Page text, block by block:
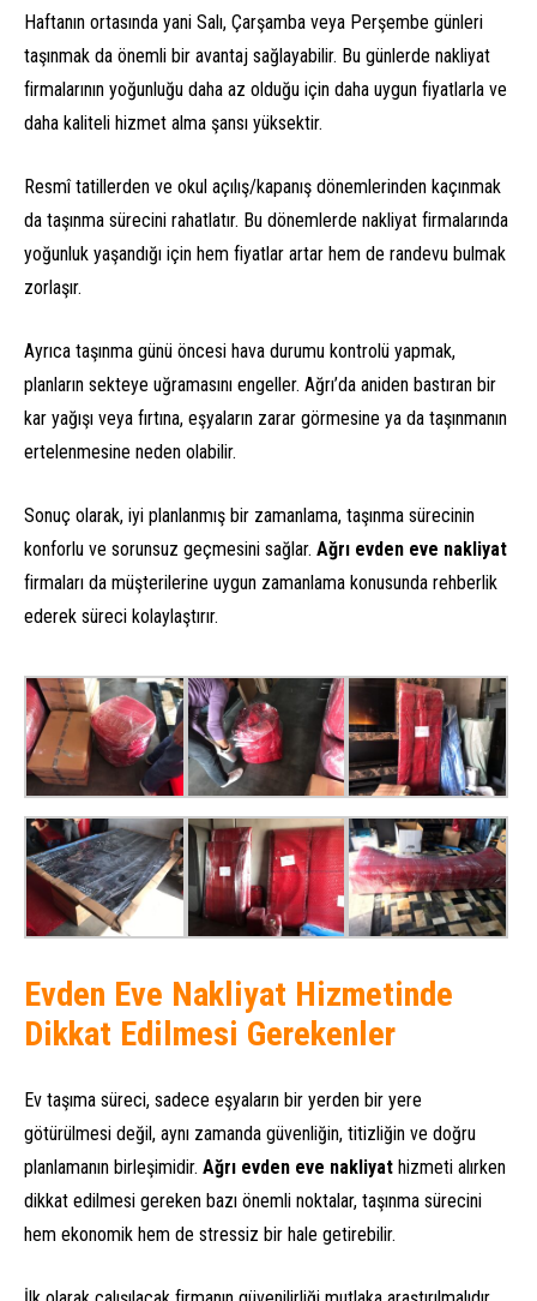
Haftanın ortasında yani Salı, Çarşamba veya Perşembe günleri
taşınmak da önemli bir avantaj sağlayabilir. Bu günlerde nakliyat
firmalarının yoğunluğu daha az olduğu için daha uygun fiyatlarla ve
daha kaliteli hizmet alma şansı yüksektir.
Resmî tatillerden ve okul açılış/kapanış dönemlerinden kaçınmak
da taşınma sürecini rahatlatır. Bu dönemlerde nakliyat firmalarında
yoğunluk yaşandığı için hem fiyatlar artar hem de randevu bulmak
zorlaşır.
Ayrıca taşınma günü öncesi hava durumu kontrolü yapmak,
planların sekteye uğramasını engeller. Ağrı’da aniden bastıran bir
kar yağışı veya fırtına, eşyaların zarar görmesine ya da taşınmanın
ertelenmesine neden olabilir.
Sonuç olarak, iyi planlanmış bir zamanlama, taşınma sürecinin
konforlu ve sorunsuz geçmesini sağlar. Ağrı evden eve nakliyat
firmaları da müşterilerine uygun zamanlama konusunda rehberlik
ederek süreci kolaylaştırır.
Evden Eve Nakliyat Hizmetinde
Dikkat Edilmesi Gerekenler
Ev taşıma süreci, sadece eşyaların bir yerden bir yere
götürülmesi değil, aynı zamanda güvenliğin, titizliğin ve doğru
planlamanın birleşimidir. Ağrı evden eve nakliyat hizmeti alırken
dikkat edilmesi gereken bazı önemli noktalar, taşınma sürecini
hem ekonomik hem de stressiz bir hale getirebilir.